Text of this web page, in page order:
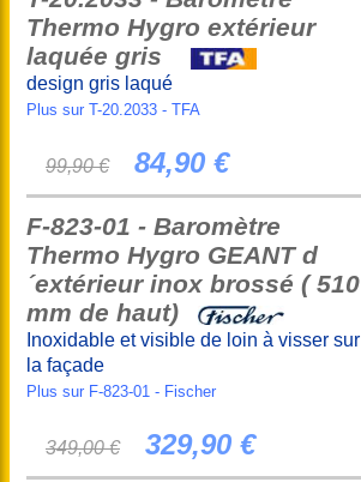
Thermo Hygro extérieur
laquée gris
design gris laqué
Plus sur T-20.2033 - TFA
99,90 € 84,90 €
F-823-01 - Baromètre
Thermo Hygro GEANT d
´extérieur inox brossé ( 510
mm de haut)
Inoxidable et visible de loin à visser sur
la façade
Plus sur F-823-01 - Fischer
349,00 € 329,90 €